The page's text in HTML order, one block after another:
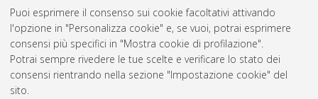
Puoi esprimere il consenso sui cookie facoltativi attivando
l'opzione in "Personalizza cookie" e, se vuoi, potrai esprimere
consensi più specifici in "Mostra cookie di profilazione".
Potrai sempre rivedere le tue scelte e verificare lo stato dei
consensi rientrando nella sezione "Impostazione cookie" del
sito.
Rss 1.0
Rss 2.0